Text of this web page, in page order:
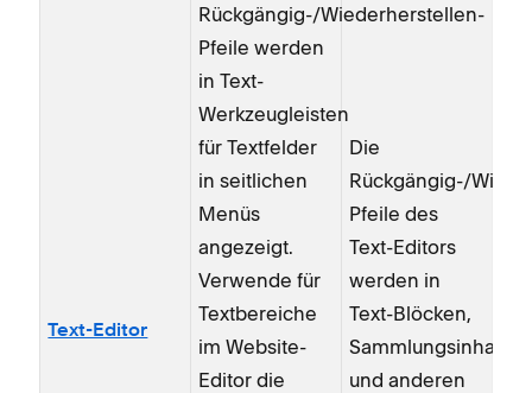
Text-Editor
Rückgängig-/Wiederherstellen-
Pfeile werden
in Text-
Werkzeugleisten
für Textfelder
in seitlichen
Menüs
angezeigt.
Verwende für
Textbereiche
im Website-
Editor die
Die
Rückgängig-/
Pfeile des
Text-Editors
werden in
Text-Blöcken,
Sammlungsinhalten
und anderen